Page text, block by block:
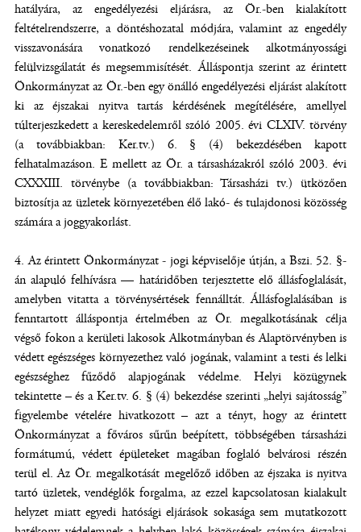
hatályára, az engedélyezési eljárásra, az Ör.-ben kialakított
feltételrendszerre, a döntéshozatal módjára, valamint az engedély
visszavonására vonatkozó rendelkezéseinek alkotmányossági
felülvizsgálatát és megsemmisítését. Álláspontja szerint az érintett
Önkormányzat az Ör.-ben egy önálló engedélyezési eljárást alakított
ki az éjszakai nyitva tartás kérdésének megítélésére, amellyel
túlterjeszkedett a kereskedelemről szóló 2005. évi CLXIV. törvény
(a továbbiakban: Ker.tv.) 6. § (4) bekezdésében kapott
felhatalmazáson. E mellett az Ör. a társasházakról szóló 2003. évi
CXXXIII. törvénybe (a továbbiakban: Társasházi tv.) ütközően
biztosítja az üzletek környezetében élő lakó- és tulajdonosi közösség
számára a joggyakorlást.
4. Az érintett Önkormányzat - jogi képviselője útján, a Bszi. 52. §-
án alapuló felhívásra — határidőben terjesztette elő állásfoglalását,
amelyben vitatta a törvénysértések fennálltát. Állásfoglalásában is
fenntartott álláspontja értelmében az Ör. megalkotásának célja
végső fokon a kerületi lakosok Alkotmányban és Alaptörvényben is
védett egészséges környezethez való jogának, valamint a testi és lelki
egészséghez fűződő alapjogának védelme. Helyi közügynek
tekintette – és a Ker.tv. 6. § (4) bekezdése szerinti „helyi sajátosság”
figyelembe vételére hivatkozott – azt a tényt, hogy az érintett
Önkormányzat a főváros sűrűn beépített, többségében társasházi
formátumú, védett épületeket magában foglaló belvárosi részén
terül el. Az Ör. megalkotását megelőző időben az éjszaka is nyitva
tartó üzletek, vendéglők forgalma, az ezzel kapcsolatosan kialakult
helyzet miatt egyedi hatósági eljárások sokasága sem mutatkozott